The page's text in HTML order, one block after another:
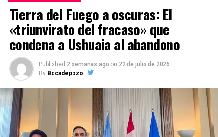
Tierra del Fuego a oscuras: El
«triunvirato del fracaso» que
condena a Ushuaia al abandono
Published 2 semanas ago on 22 de julio de 2026
By Bocadepozo